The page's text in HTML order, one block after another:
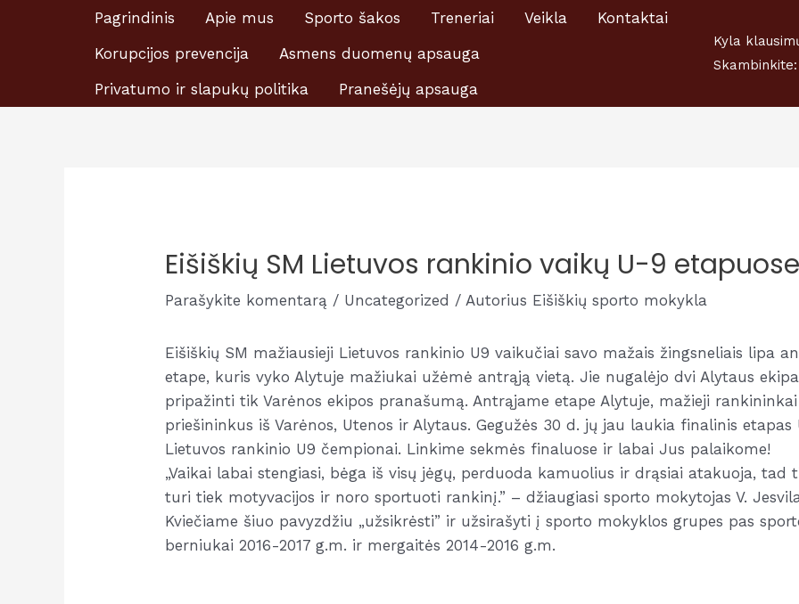
Pagrindinis Apie mus Sporto šakos Treneriai Veikla
Kontaktai
Korupcijos prevencija
Asmens duomenų apsauga
Privatumo ir slapukų politika
Pranešėjų apsauga
Kyla
Skambinkite:
Eišiškių SM Lietuvos rankinio vaikų U-9
Parašykite komentarą / Uncategorized / Autorius Eišiškių sporto mokykla
Eišiškių SM mažiausieji Lietuvos rankinio U9 vaikučiai savo mažais žingsneliais lipa
etape, kuris vyko Alytuje mažiukai užėmė antrąją vietą. Jie nugalėjo dvi Alytaus
pripažinti tik Varėnos ekipos pranašumą. Antrąjame etape Alytuje, mažieji
priešininkus iš Varėnos, Utenos ir Alytaus. Gegužės 30 d. jų jau laukia finalinis
Lietuvos rankinio U9 čempionai. Linkime sekmės finaluose ir labai Jus palaikome!
„Vaikai labai stengiasi, bėga iš visų jėgų, perduoda kamuolius ir drąsiai atakuoja,
turi tiek motyvacijos ir noro sportuoti rankinį.” – džiaugiasi sporto mokytojas V.
Kviečiame šiuo pavyzdžiu „užsikrėsti” ir užsirašyti į sporto mokyklos grupes pas
berniukai 2016-2017 g.m. ir mergaitės 2014-2016 g.m.
Prašome skirti Eišiškių A.Ratkevičiaus Sporto mokyklai 1,2 proc., nuo GPM,